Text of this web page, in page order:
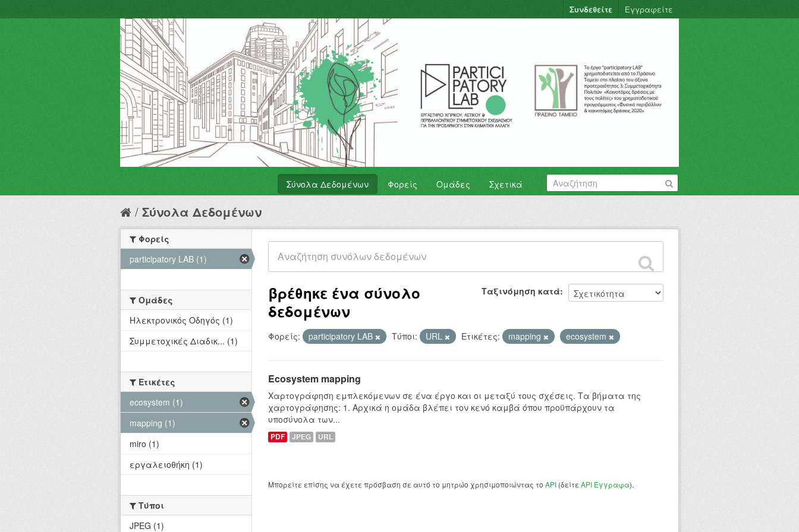
Συνδεθείτε Εγγραφείτε
Σύνολα Δεδομένων Φορείς Ομάδες Σχετικά
Σύνολα Δεδομένων
Ταξινόμηση κατά
βρέθηκε ένα σύνολο
δεδομένων
Φορείς: participatory LAB Τύποι: URL Ετικέτες: mapping ecosystem
Ecosystem mapping
Χαρτογράφηση εμπλεκόμενων σε ένα έργο και οι μεταξύ τους σχέσεις. Τα βήματα της
χαρτογράφησης: 1. Αρχικά η ομάδα βλέπει τον κενό καμβά όπου προϋπάρχουν τα
υποσύνολα των...
PDF JPEG URL
Μπορείτε επίσης να έχετε πρόσβαση σε αυτό το μητρώο χρησιμοποιώντας το API (δείτε API Έγγραφα).
Φορείς
participatory LAB (1)
Ομάδες
Hλεκτρονικός Οδηγός (1)
Συμμετοχικές Διαδικ... (1)
Ετικέτες
ecosystem (1)
mapping (1)
miro (1)
εργαλειοθήκη (1)
Τύποι
JPEG (1)